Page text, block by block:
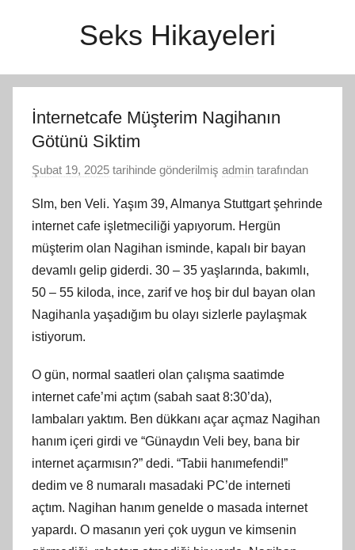
Seks Hikayeleri
İnternetcafe Müşterim Nagihanın
Götünü Siktim
Şubat 19, 2025 tarihinde gönderilmiş admin tarafından
Slm, ben Veli. Yaşım 39, Almanya Stuttgart şehrinde
internet cafe işletmeciliği yapıyorum. Hergün
müşterim olan Nagihan isminde, kapalı bir bayan
devamlı gelip giderdi. 30 – 35 yaşlarında, bakımlı,
50 – 55 kiloda, ince, zarif ve hoş bir dul bayan olan
Nagihanla yaşadığım bu olayı sizlerle paylaşmak
istiyorum.
O gün, normal saatleri olan çalışma saatimde
internet cafe’mi açtım (sabah saat 8:30’da),
lambaları yaktım. Ben dükkanı açar açmaz Nagihan
hanım içeri girdi ve “Günaydın Veli bey, bana bir
internet açarmısın?” dedi. “Tabii hanımefendi!”
dedim ve 8 numaralı masadaki PC’de interneti
açtım. Nagihan hanım genelde o masada internet
yapardı. O masanın yeri çok uygun ve kimsenin